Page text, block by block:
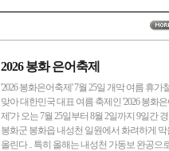
2026 봉화 은어축제
'2026 봉화은어축제' 7월 25일 개막 여름 휴가
맞아 대한민국 대표 여름 축제인 '2026 봉화
제'가 오는 7월 25일부터 8월 2일까지 9일간
봉화군 봉화읍 내성천 일원에서 화려하게 막
올린다 .. 특히 올해는 내성천 가동보 완공으